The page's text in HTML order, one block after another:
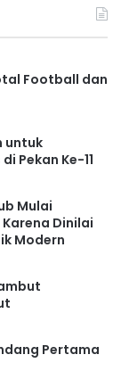
Football dan
untuk
Pekan Ke-11
Mulai
Dinilai
Modern
Pertama